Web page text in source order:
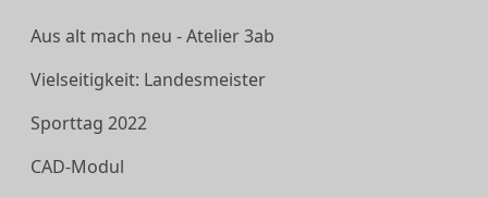
Aus alt mach neu - Atelier 3ab
Vielseitigkeit: Landesmeister
Sporttag 2022
CAD-Modul